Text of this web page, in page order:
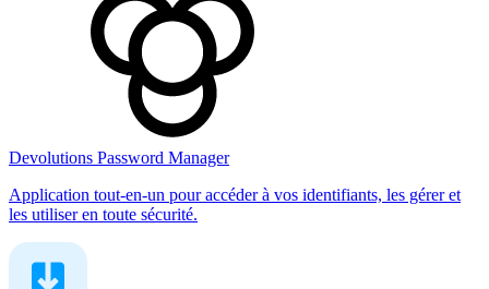
Devolutions Password Manager
Application tout-en-un pour accéder à vos identifiants, les gérer et
les utiliser en toute sécurité.